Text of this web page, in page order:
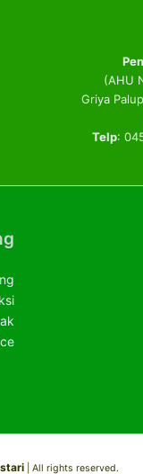
(AHU
Griya
Telp:
| All rights reserved.